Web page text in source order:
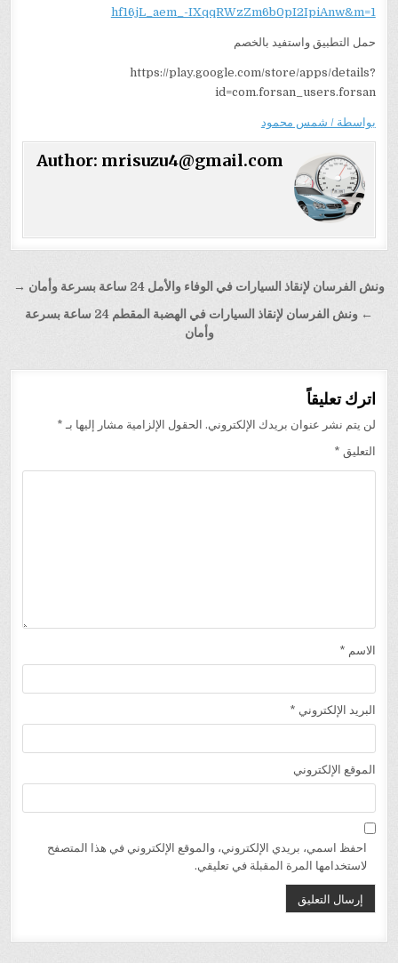
hf16jL_aem_-IXqqRWzZm6b0pI2IpiAnw&m=1
حمل التطبيق واستفيد بالخصم
https://play.google.com/store/apps/details?
id=com.forsan_users.forsan
بواسطة / شمس محمود
Author: mrisuzu4@gmail.com
تصفّح
المقالات
ونش الفرسان لإنقاذ السيارات في الوفاء والأمل 24 ساعة بسرعة وأمان →
← ونش الفرسان لإنقاذ السيارات في الهضبة المقطم 24 ساعة بسرعة
وأمان
اترك تعليقاً
لن يتم نشر عنوان بريدك الإلكتروني. الحقول الإلزامية مشار إليها بـ *
التعليق *
الاسم *
البريد الإلكتروني *
الموقع الإلكتروني
احفظ اسمي، بريدي الإلكتروني، والموقع الإلكتروني في هذا المتصفح
لاستخدامها المرة المقبلة في تعليقي.